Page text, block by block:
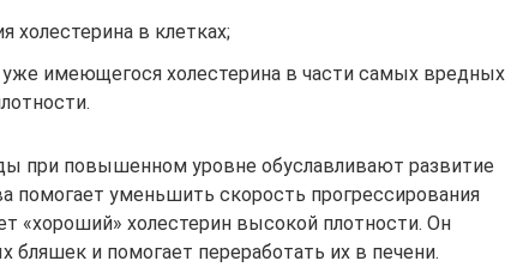
холестерина в клетках;
имеющегося холестерина в части самых вредных
при повышенном уровне обуславливают развитие
помогает уменьшить скорость прогрессирования
«хороший» холестерин высокой плотности. Он
бляшек и помогает переработать их в печени.